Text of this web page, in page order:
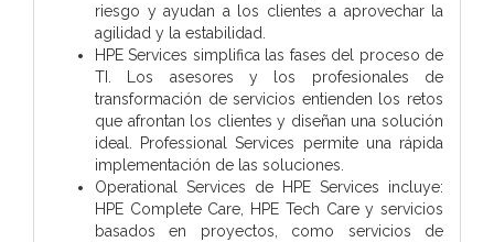
riesgo y ayudan a los clientes a aprovechar la
agilidad y la estabilidad.
HPE Services simplifica las fases del proceso de
TI. Los asesores y los profesionales de
transformación de servicios entienden los retos
que afrontan los clientes y diseñan una solución
ideal. Professional Services permite una rápida
implementación de las soluciones.
Operational Services de HPE Services incluye:
HPE Complete Care, HPE Tech Care y servicios
basados en proyectos, como servicios de